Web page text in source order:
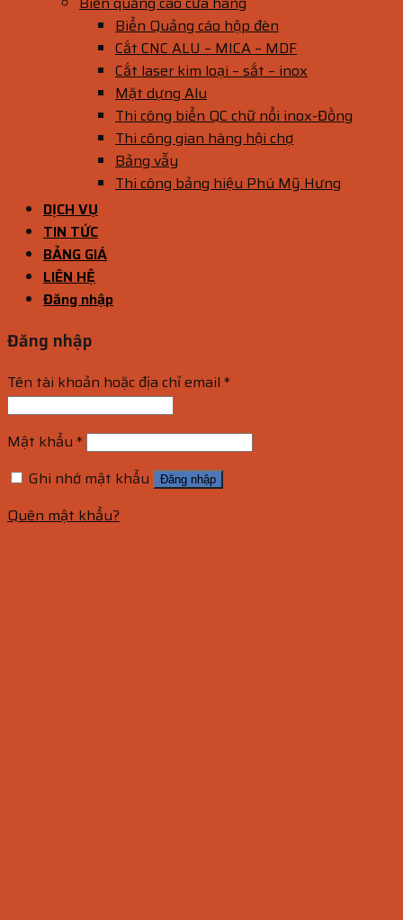
Biển Quảng cáo hộp đèn
Cắt CNC ALU – MICA – MDF
Cắt laser kim loại – sắt – inox
Mặt dựng Alu
Thi công biển QC chữ nổi inox-Đồng
Thi công gian hàng hội chợ
Bảng vẫy
Thi công bảng hiệu Phú Mỹ Hưng
DỊCH VỤ
TIN TỨC
BẢNG GIÁ
LIÊN HỆ
Đăng nhập
Đăng nhập
Tên tài khoản hoặc địa chỉ email *
Mật khẩu *
Ghi nhớ mật khẩu
Đăng nhập
Quên mật khẩu?